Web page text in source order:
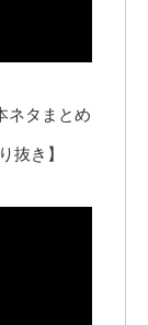
ネタまとめ
抜き】